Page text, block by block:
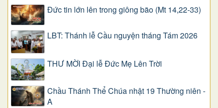
Đức tin lớn lên trong giông bão (Mt 14,22-33)
LBT: Thánh lễ Cầu nguyện tháng Tám 2026
THƯ MỜI Đại lễ Đức Mẹ Lên Trời
Chầu Thánh Thể Chúa nhật 19 Thường niên -
A